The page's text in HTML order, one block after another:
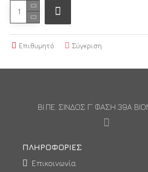
Επιθυμητό Σύγκριση
ΒΙ.ΠΕ. ΣΙΝΔΟΣ Γ’ ΦΑΣΗ 39Α
ΠΛΗΡΟΦΟΡΊΕΣ
Επικοινωνία